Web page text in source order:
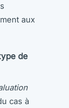
aux
de
cas à